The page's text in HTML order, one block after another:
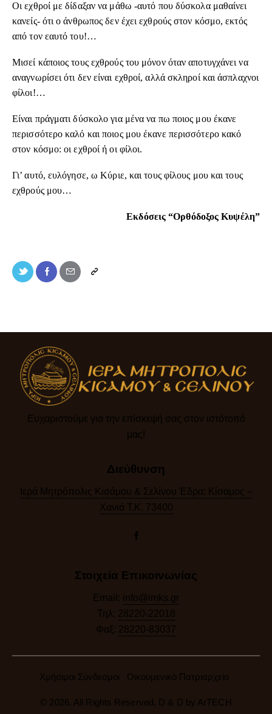
Οι εχθροί με δίδαξαν να μάθω -αυτό που δύσκολα μαθαίνει
κανείς- ότι ο άνθρωπος δεν έχει εχθρούς στον κόσμο, εκτός
από τον εαυτό του!…
Μισεί κάποιος τους εχθρούς του μόνον όταν αποτυγχάνει να
αναγνωρίσει ότι δεν είναι εχθροί, αλλά σκληροί και άσπλαχνοι
φίλοι!…
Είναι πράγματι δύσκολο για μένα να πω ποιος μου έκανε
περισσότερο καλό και ποιος μου έκανε περισσότερο κακό
στον κόσμο: οι εχθροί ή οι φίλοι.
Γι’ αυτό, ευλόγησε, ω Κύριε, και τους φίλους μου και τους
εχθρούς μου…
Εκδόσεις “Ορθόδοξος Κυψέλη”
Ευχαριστούμε για την επίσκεψή σας στον ιστότοπό
μας!​
Διεύθυνση
Ιερά Μητρόπολις Κισάμου & Σελίνου Έδρα: Κίσαμος –
Χανιά Τ.Κ. 73400
Στοιχεία Επικοινωνίας
Email: info@imks.gr
Τηλ: 28220-22018
Φαξ: 28220-83037
Χρήσιμοι Σύνδεσμοι Οικουμενικό Πατριαρχείο
© 2026. All Rights Reserved. D & D by ArTECH